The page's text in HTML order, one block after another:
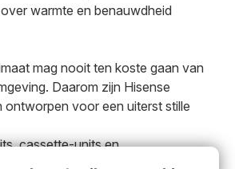
warmte en benauwdheid
mag nooit ten koste gaan van
Daarom zijn Hisense
ontworpen voor een uiterst stille
cassette-units en